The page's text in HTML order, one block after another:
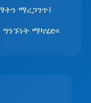
ማረጋገጥ፤
ማካሄድ፡፡